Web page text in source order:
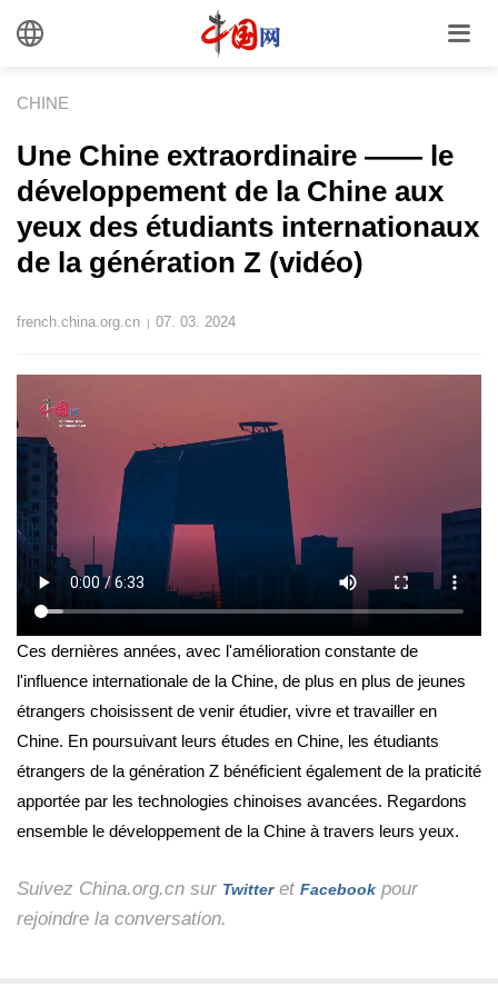
CHINE
Une Chine extraordinaire —— le
développement de la Chine aux
yeux des étudiants internationaux
de la génération Z (vidéo)
french.china.org.cn | 07. 03. 2024
Ces dernières années, avec l'amélioration constante de
l'influence internationale de la Chine, de plus en plus de jeunes
étrangers choisissent de venir étudier, vivre et travailler en
Chine. En poursuivant leurs études en Chine, les étudiants
étrangers de la génération Z bénéficient également de la praticité
apportée par les technologies chinoises avancées. Regardons
ensemble le développement de la Chine à travers leurs yeux.
Suivez China.org.cn sur Twitteret Facebook pour
rejoindre la conversation.